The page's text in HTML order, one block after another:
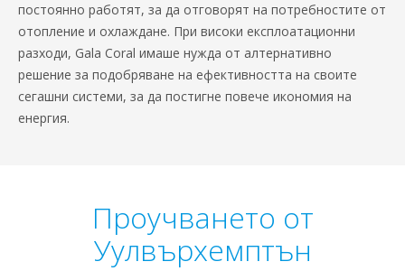
постоянно работят, за да отговорят на потребностите от
отопление и охлаждане. При високи експлоатационни
разходи, Gala Coral имаше нужда от алтернативно
решение за подобряване на ефективността на своите
сегашни системи, за да постигне повече икономия на
енергия.
Проучването от
Уулвърхемптън